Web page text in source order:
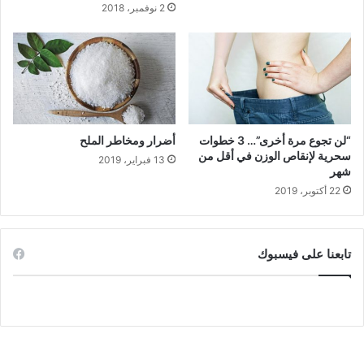
2 نوفمبر، 2018
“لن تجوع مرة أخرى”… 3 خطوات
سحرية لإنقاص الوزن في أقل من
شهر
22 أكتوبر، 2019
أضرار ومخاطر الملح
13 فبراير، 2019
تابعنا على فيسبوك